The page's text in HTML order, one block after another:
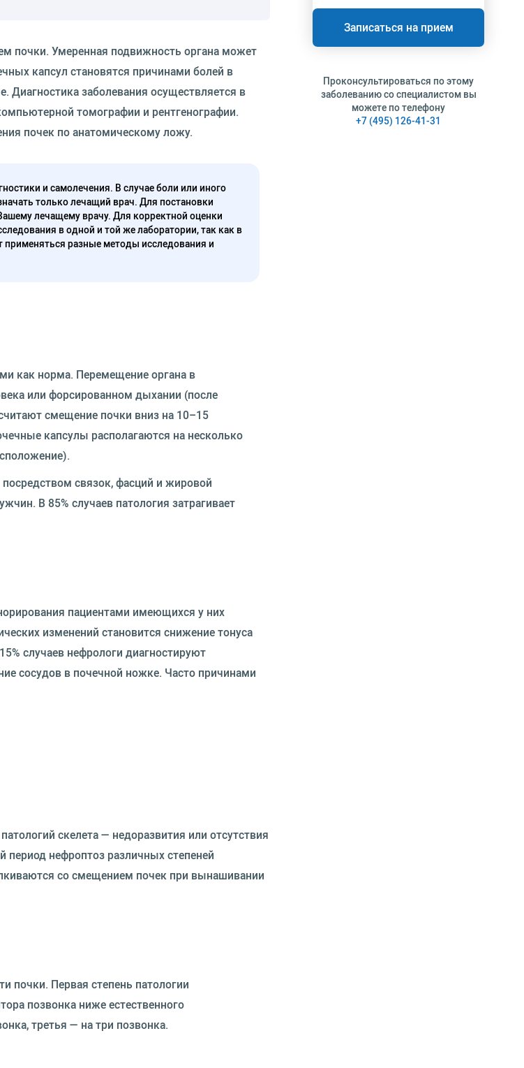
почки. Умеренная подвижность органа может
капсул становятся причинами болей в
Диагностика заболевания осуществляется в
томографии и рентгенографии.
почек по анатомическому ложу.
и самолечения. В случае боли или иного
только лечащий врач. Для постановки
лечащему врачу. Для корректной оценки
в одной и той же лаборатории, так как в
разные методы исследования и
как норма. Перемещение органа в
или форсированном дыхании (после
смещение почки вниз на 10–15
капсулы располагаются на несколько
связок, фасций и жировой
В 85% случаев патология затрагивает
пациентами имеющихся у них
изменений становится снижение тонуса
случаев нефрологи диагностируют
сосудов в почечной ножке. Часто причинами
скелета — недоразвития или отсутствия
нефроптоз различных степеней
со смещением почек при вынашивании
почки. Первая степень патологии
позвонка ниже естественного
третья — на три позвонка.
Записаться на прием
Проконсультироваться по этому
заболеванию со специалистом вы
можете по телефону
+7 (495) 126-41-31